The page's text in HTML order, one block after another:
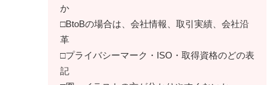
か
□BtoBの場合は、会社情報、取引実績、会社沿
革
□プライバシーマーク・ISO・取得資格のどの表
記